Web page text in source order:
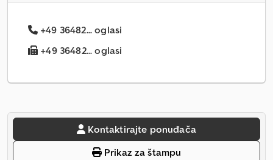
+49 36482... oglasi
+49 36482... oglasi
Kontaktirajte ponuđača
Prikaz za štampu